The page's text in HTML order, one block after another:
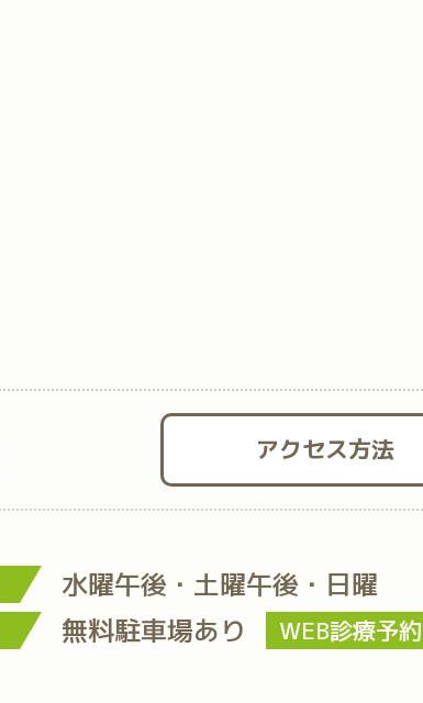
アクセス方法
水曜午後・土曜午後・日曜
無料駐車場あり WEB診療予約